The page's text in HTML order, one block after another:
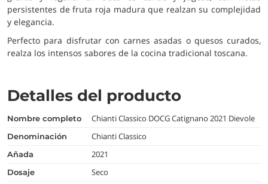
persistentes de fruta roja madura que realzan su complejidad
y elegancia.
Perfecto para disfrutar con carnes asadas o quesos curados,
realza los intensos sabores de la cocina tradicional toscana.
Detalles del producto
nombre completo Chianti Classico DOCG Catignano 2021 Dievole
denominación Chianti Classico
añada 2021
dosaje Seco